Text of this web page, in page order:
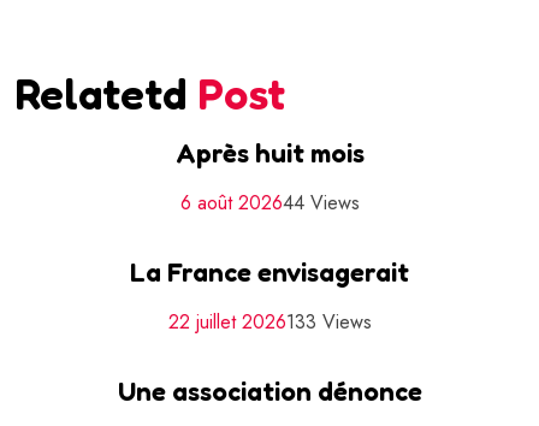
Relatetd Post
Après huit mois
6 août 202644 Views
La France envisagerait
22 juillet 2026133 Views
Une association dénonce